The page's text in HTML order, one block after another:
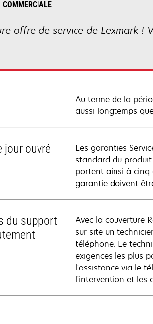
COMMERCIALE
offre de service de Lexmark !
Au terme de la
aussi longtemps
jour ouvré
Les garanties
standard du
portent ainsi à cinq
garantie doivent
du support
Avec la couverture
sur site un
téléphone. Le
exigences les plus
l'assistance via le
l'intervention et les